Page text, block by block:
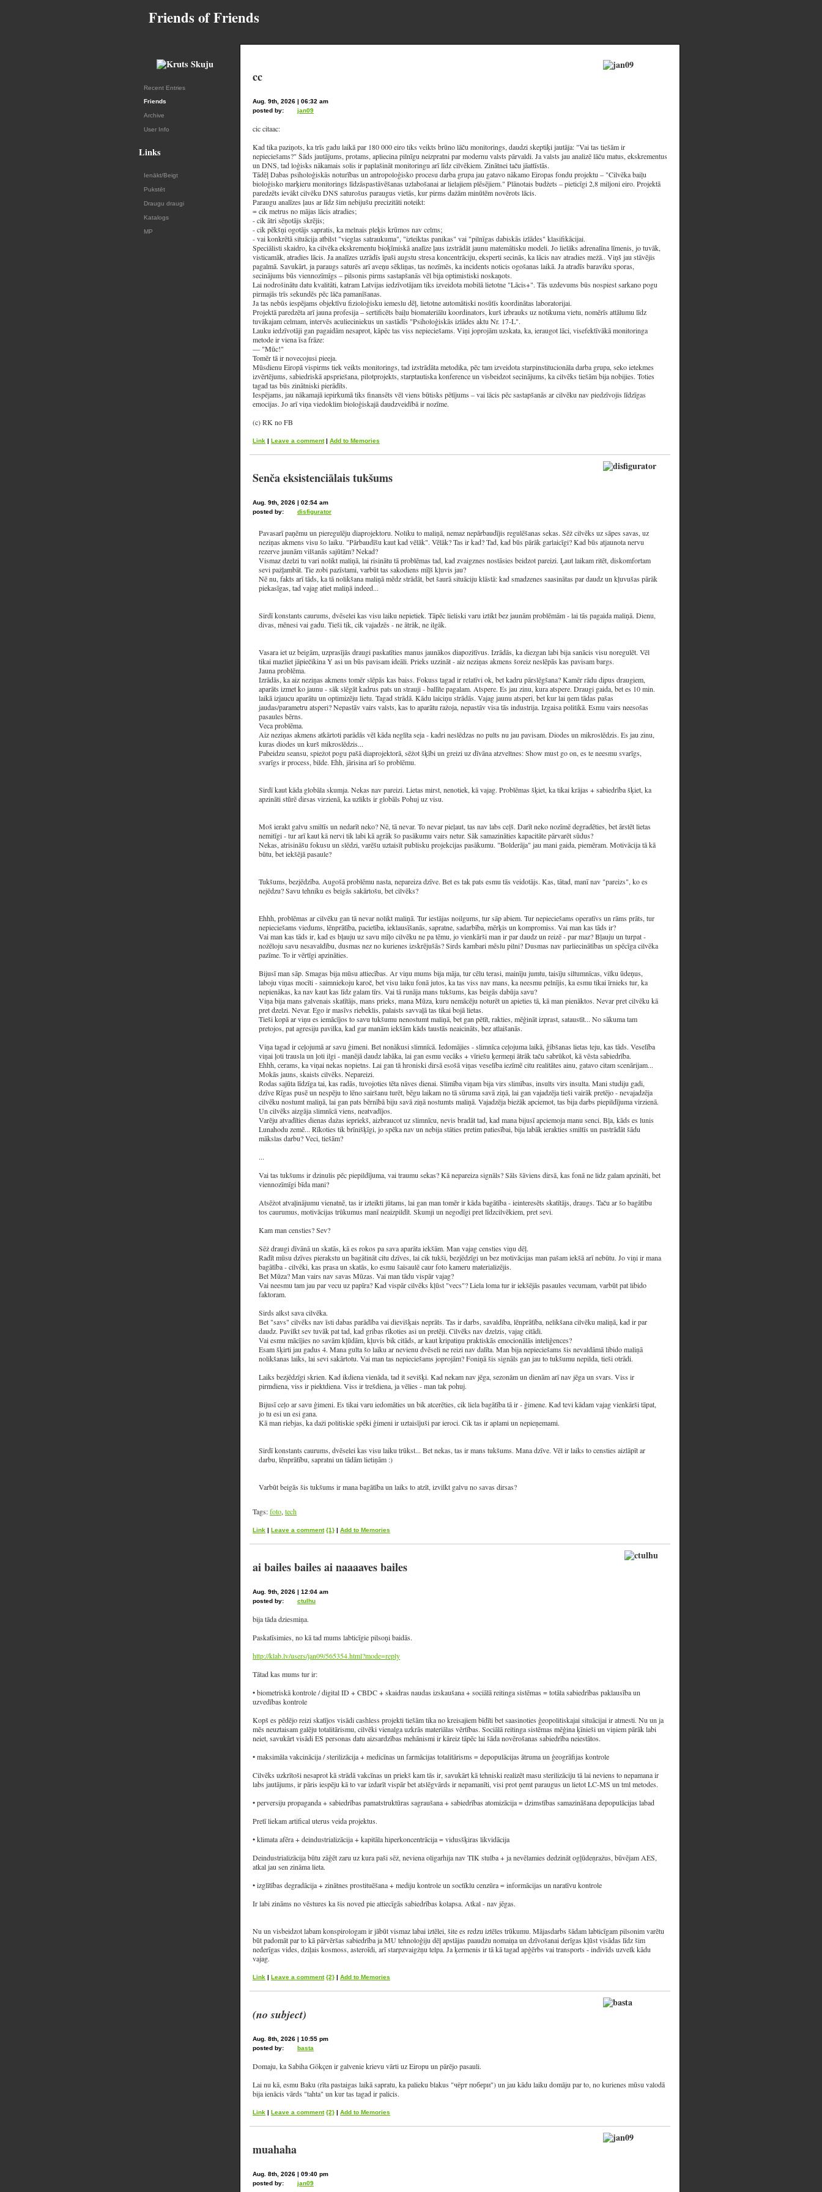
Friends of Friends
Recent Entries
Friends
Archive
User Info
Links
Ienākt/Beigt
Pukstēt
Draugu draugi
Katalogs
MP
cc
Aug. 9th, 2026 | 06:32 am
posted by:
jan09
cic citaac:
Kad tika paziņots, ka trīs gadu laikā par 180 000 eiro tiks veikts brūno lāču monitorings, daudzi skeptiķi jautāja: "Vai tas tiešām ir
nepieciešams?" Šāds jautājums, protams, apliecina pilnīgu neizpratni par modernu valsts pārvaldi. Ja valsts jau analizē lāču matus, ekskrementus
un DNS, tad loģisks nākamais solis ir paplašināt monitoringu arī līdz cilvēkiem. Zinātnei taču jāattīstās.
Tādēļ Dabas psiholoģiskās noturības un antropoloģisko procesu darba grupa jau gatavo nākamo Eiropas fondu projektu – "Cilvēka baiļu
bioloģisko marķieru monitorings līdzāspastāvēšanas uzlabošanai ar lielajiem plēsējiem." Plānotais budžets – pieticīgi 2,8 miljoni eiro. Projektā
paredzēts ievākt cilvēku DNS saturošus paraugus vietās, kur pirms dažām minūtēm novērots lācis.
Paraugu analīzes ļaus ar līdz šim nebijušu precizitāti noteikt:
= cik metrus no mājas lācis atradies;
- cik ātri sēņotājs skrējis;
- cik pēkšņi ogotājs sapratis, ka melnais pleķis krūmos nav celms;
- vai konkrētā situācija atbilst "vieglas satraukuma", "izteiktas panikas" vai "pilnīgas dabiskās izlādes" klasifikācijai.
Speciālisti skaidro, ka cilvēka ekskrementu bioķīmiskā analīze ļaus izstrādāt jaunu matemātisku modeli. Jo lielāks adrenalīna līmenis, jo tuvāk,
visticamāk, atradies lācis. Ja analīzes uzrādīs īpaši augstu stresa koncentrāciju, eksperti secinās, ka lācis nav atradies mežā.. Viņš jau stāvējis
pagalmā. Savukārt, ja paraugs saturēs arī aveņu sēkliņas, tas nozīmēs, ka incidents noticis ogošanas laikā. Ja atradīs baraviku sporas,
secinājums būs viennozīmīgs – pilsonis pirms sastapšanās vēl bija optimistiski noskaņots.
Lai nodrošinātu datu kvalitāti, katram Latvijas iedzīvotājam tiks izveidota mobilā lietotne "Lācis+". Tās uzdevums būs nospiest sarkano pogu
pirmajās trīs sekundēs pēc lāča pamanīšanas.
Ja tas nebūs iespējams objektīvu fizioloģisku iemeslu dēļ, lietotne automātiski nosūtīs koordinātas laboratorijai.
Projektā paredzēta arī jauna profesija – sertificēts baiļu biomateriālu koordinators, kurš izbrauks uz notikuma vietu, nomērīs attālumu līdz
tuvākajam celmam, intervēs aculieciniekus un sastādīs "Psiholoģiskās izlādes aktu Nr. 17-L".
Lauku iedzīvotāji gan pagaidām nesaprot, kāpēc tas viss nepieciešams. Viņi joprojām uzskata, ka, ieraugot lāci, visefektīvākā monitoringa
metode ir viena īsa frāze:
— "Mūc!"
Tomēr tā ir novecojusi pieeja.
Mūsdienu Eiropā vispirms tiek veikts monitorings, tad izstrādāta metodika, pēc tam izveidota starpinstitucionāla darba grupa, seko ietekmes
izvērtējums, sabiedriskā apspriešana, pilotprojekts, starptautiska konference un visbeidzot secinājums, ka cilvēks tiešām bija nobijies. Toties
tagad tas būs zinātniski pierādīts.
Iespējams, jau nākamajā iepirkumā tiks finansēts vēl viens būtisks pētījums – vai lācis pēc sastapšanās ar cilvēku nav piedzīvojis līdzīgas
emocijas. Jo arī viņa viedoklim bioloģiskajā daudzveidībā ir nozīme.
(c) RK no FB
Link | Leave a comment| Add to Memories
Senča eksistenciālais tukšums
Aug. 9th, 2026 | 02:54 am
posted by:
disfigurator
Pavasarī paņēmu un pieregulēju diaprojektoru. Noliku to maliņā, nemaz nepārbaudījis regulēšanas sekas. Sēž cilvēks uz sāpes savas, uz
neziņas akmens visu šo laiku. "Pārbaudīšu kaut kad vēlāk". Vēlāk? Tas ir kad? Tad, kad būs pārāk garlaicīgi? Kad būs atjaunota nervu
rezerve jaunām vilšanās sajūtām? Nekad?
Vismaz dzelzi tu vari nolikt maliņā, lai risinātu tā problēmas tad, kad zvaigznes nostāsies beidzot pareizi. Ļaut laikam ritēt, diskomfortam
sevi pažļambāt. Tie zobi pazīstami, varbūt tas sakodiens mīļš kļuvis jau?
Nē nu, fakts arī tāds, ka tā nolikšana maliņā mēdz strādāt, bet šaurā situāciju klāstā: kad smadzenes saasinātas par daudz un kļuvušas pārāk
piekasīgas, tad vajag atiet maliņā indeed...
Sirdī konstants caurums, dvēselei kas visu laiku nepietiek. Tāpēc lieliski varu iztikt bez jaunām problēmām - lai tās pagaida maliņā. Dienu,
divas, mēnesi vai gadu. Tieši tik, cik vajadzēs - ne ātrāk, ne ilgāk.
Vasara iet uz beigām, uzprasījās draugi paskatīties manus jaunākos diapozitīvus. Izrādās, ka diezgan labi bija sanācis visu noregulēt. Vēl
tikai mazliet jāpiečikina Y asi un būs pavisam ideāli. Prieks uzzināt - aiz neziņas akmens šoreiz neslēpās kas pavisam bargs.
Jauna problēma.
Izrādās, ka aiz neziņas akmens tomēr slēpās kas baiss. Fokuss tagad ir relatīvi ok, bet kadru pārslēgšana? Kamēr rādu dipus draugiem,
aparāts izmet ko jaunu - sāk slēgāt kadrus pats un strauji - ballīte pagalam. Atspere. Es jau zinu, kura atspere. Draugi gaida, bet es 10 min.
laikā izjaucu aparātu un optimizēju lietu. Tagad strādā. Kādu laiciņu strādās. Vajag jaunu atsperi, bet kur lai ņem tādas pašas
jaudas/parametru atsperi? Nepastāv vairs valsts, kas to aparātu ražoja, nepastāv visa tās industrija. Izgaisa politikā. Esmu vairs neesošas
pasaules bērns.
Veca problēma.
Aiz neziņas akmens atkārtoti parādās vēl kāda neglīta seja - kadri neslēdzas no pults nu jau pavisam. Diodes un mikroslēdzis. Es jau zinu,
kuras diodes un kurš mikroslēdzis...
Pabeidzu seansu, spiežot pogu pašā diaprojektorā, sēžot šķībi un greizi uz dīvāna atzveltnes: Show must go on, es te neesmu svarīgs,
svarīgs ir process, bilde. Ehh, jārisina arī šo problēmu.
Sirdī kaut kāda globāla skumja. Nekas nav pareizi. Lietas mirst, nenotiek, kā vajag. Problēmas šķiet, ka tikai krājas + sabiedrība šķiet, ka
apzināti stūrē dirsas virzienā, ka uzlikts ir globāls Pohuj uz visu.
Moš ierakt galvu smiltīs un nedarīt neko? Nē, tā nevar. To nevar pieļaut, tas nav labs ceļš. Darīt neko nozīmē degradēties, bet ārstēt lietas
nemitīgi - tur arī kaut kā nervi tik labi kā agrāk šo pasākumu vairs netur. Sāk samazināties kapacitāte pārvarēt sūdus?
Nekas, atrisināšu fokusu un slēdzi, varēšu uztaisīt publisku projekcijas pasākumu. "Bolderāja" jau mani gaida, piemēram. Motivācija tā kā
būtu, bet iekšējā pasaule?
Tukšums, bezjēdzība. Augošā problēmu nasta, nepareiza dzīve. Bet es tak pats esmu tās veidotājs. Kas, tātad, manī nav "pareizs", ko es
nejēdzu? Savu tehniku es beigās sakārtošu, bet cilvēks?
Ehhh, problēmas ar cilvēku gan tā nevar nolikt maliņā. Tur iestājas noilgums, tur sāp abiem. Tur nepieciešams operatīvs un rāms prāts, tur
nepieciešams viedums, lēnprātība, pacietība, ieklausīšanās, sapratne, sadarbība, mērķis un kompromiss. Vai man kas tāds ir?
Vai man kas tāds ir, kad es bļauju uz savu mīļo cilvēku ne pa tēmu, jo vienkārši man ir par daudz un reizē - par maz? Bļauju un turpat -
nožēloju savu nesavaldību, dusmas nez no kurienes izskrējušās? Sirds kambari mēslu pilni? Dusmas nav parliecinātības un spēcīga cilvēka
pazīme. To ir vērtīgi apzināties.
Bijusī man sāp. Smagas bija mūsu attiecības. Ar viņu mums bija māja, tur cēlu terasi, mainīju jumtu, taisīju siltumnīcas, vilku ūdeņus,
laboju viņas mocīti - saimniekoju karoč, bet visu laiku fonā jutos, ka tas viss nav mans, ka neesmu pelnījis, ka esmu tikai īrnieks tur, ka
nepienākas, ka nav kaut kas līdz galam tīrs. Vai tā runāja mans tukšums, kas beigās dabūja savu?
Viņa bija mans galvenais skatītājs, mans prieks, mana Mūza, kuru nemācēju noturēt un apieties tā, kā man pienāktos. Nevar pret cilvēku kā
pret dzelzi. Nevar. Ego ir masīvs riebeklis, palaists savvaļā tas tikai bojā lietas.
Tieši kopā ar viņu es iemācījos to savu tukšumu nenostumt maliņā, bet gan pētīt, rakties, mēģināt izprast, sataustīt... No sākuma tam
pretojos, pat agresiju pavilka, kad gar manām iekšām kāds taustās neaicināts, bez atlaišanās.
Viņa tagad ir ceļojumā ar savu ģimeni. Bet nonākusi slimnīcā. Iedomājies - slimnīca ceļojuma laikā, ģībšanas lietas teju, kas tāds. Veselība
viņai ļoti trausla un ļoti ilgi - manējā daudz labāka, lai gan esmu vecāks + vīriešu ķermeņi ātrāk taču sabrūkot, kā vēsta sabiedrība.
Ehhh, cerams, ka viņai nekas nopietns. Lai gan tā hroniski dirsā esošā viņas veselība iezīmē citu realitātes ainu, gatavo citam scenārijam...
Mokās jauns, skaists cilvēks. Nepareizi.
Rodas sajūta līdzīga tai, kas radās, tuvojoties tēta nāves dienai. Slimība viņam bija virs slimības, insults virs insulta. Mani studiju gadi,
dzīve Rīgas pusē un nespēju to lēno sairšanu turēt, bēgu laikam no tā sūruma savā ziņā, lai gan vajadzēja tieši vairāk pretējo - nevajadzēja
cilvēku nostumt maliņā, lai gan pats bērnībā biju savā ziņā nostumts maliņā. Vajadzēja biežāk apciemot, tas bija darbs piepildījuma virzienā.
Un cilvēks aizgāja slimnīcā viens, neatvadījos.
Varēju atvadīties dienas dažas iepriekš, aizbraucot uz slimnīcu, nevis bradāt tad, kad mana bijusī apciemoja manu senci. Bļa, kāds es lunis
Lunahodu zemē... Rīkoties tik brīnišķīgi, jo spēka nav un nebija stāties pretim patiesībai, bija labāk ierakties smiltīs un pastrādāt šādu
mākslas darbu? Veci, tiešām?
...
Vai tas tukšums ir dzinulis pēc piepildījuma, vai traumu sekas? Kā nepareiza signāls? Sāls šāviens dirsā, kas fonā ne lidz galam apzināti, bet
viennozīmīgi bīda mani?
Atsēžot atvaļinājumu vienatnē, tas ir izteikti jūtams, lai gan man tomēr ir kāda bagātība - ieinteresēts skatītājs, draugs. Taču ar šo bagātību
tos caurumus, motivācijas trūkumus manī neaizpildīt. Skumji un negodīgi pret līdzcilvēkiem, pret sevi.
Kam man censties? Sev?
Sēž draugi dīvānā un skatās, kā es rokos pa sava aparāta iekšām. Man vajag censties viņu dēļ.
Radīt mūsu dzīves pierakstu un bagātināt citu dzīves, lai cik tukši, bezjēdzīgi un bez motivācijas man pašam iekšā arī nebūtu. Jo viņi ir mana
bagātība - cilvēki, kas prasa un skatās, ko esmu šaisaulē caur foto kameru materializējis.
Bet Mūza? Man vairs nav savas Mūzas. Vai man tādu vispār vajag?
Vai neesmu tam jau par vecu uz papīra? Kad vispār cilvēks kļūst "vecs"? Liela loma tur ir iekšējās pasaules vecumam, varbūt pat libido
faktoram.
Sirds alkst sava cilvēka.
Bet "savs" cilvēks nav īsti dabas parādība vai dievišķais neprāts. Tas ir darbs, savaldība, lēnprātība, nelikšana cilvēku maliņā, kad ir par
daudz. Pavilkt sev tuvāk pat tad, kad gribas rīkoties asi un pretēji. Cilvēks nav dzelzis, vajag citādi.
Vai esmu mācījies no savām kļūdām, kļuvis bik citāds, ar kaut kripatiņu praktiskās emocionālās inteliģences?
Esam šķirti jau gadus 4. Mana gulta šo laiku ar nevienu dvēseli ne reizi nav dalīta. Man bija nepieciešams šis nevaldāmā libido maliņā
nolikšanas laiks, lai sevi sakārtotu. Vai man tas nepieciešams joprojām? Foniņā šis signāls gan jau to tukšumu nepilda, tieši otrādi.
Laiks bezjēdzīgi skrien. Kad ikdiena vienāda, tad it sevišķi. Kad nekam nav jēga, sezonām un dienām arī nav jēga un svars. Viss ir
pirmdiena, viss ir piektdiena. Viss ir trešdiena, ja vēlies - man tak pohuj.
Bijusī ceļo ar savu ģimeni. Es tikai varu iedomāties un bik atcerēties, cik liela bagātība tā ir - ģimene. Kad tevi kādam vajag vienkārši tāpat,
jo tu esi un esi gana.
Kā man riebjas, ka daži politiskie spēki ģimeni ir uztaisījuši par ieroci. Cik tas ir aplami un nepieņemami.
Sirdī konstants caurums, dvēselei kas visu laiku trūkst... Bet nekas, tas ir mans tukšums. Mana dzīve. Vēl ir laiks to censties aizlāpīt ar
darbu, lēnprātību, sapratni un tādām lietiņām :)
Varbūt beigās šis tukšums ir mana bagātība un laiks to atzīt, izvilkt galvu no savas dirsas?
Tags:foto, tech
Link | Leave a comment {1} | Add to Memories
ai bailes bailes ai naaaaves bailes
Aug. 9th, 2026 | 12:04 am
posted by:
ctulhu
bija tāda dziesmiņa.
Paskatīsimies, no kā tad mums labticīgie pilsoņi baidās.
http://klab.lv/users/jan09/565354.html?mode=reply
Tātad kas mums tur ir:
• biometriskā kontrole / digital ID + CBDC + skaidras naudas izskaušana + sociālā reitinga sistēmas = totāla sabiedrības paklausība un
uzvedības kontrole
Kopš es pēdējo reizi skatījos visādi cashless projekti tiešām tika no kreisajiem bīdīti bet saasinoties ģeopolitiskajai situācijai ir atmesti. Nu un ja
mēs neuztaisam galēju totalitārismu, cilvēki vienalga uzkrās materiālas vērtības. Sociālā reitinga sistēmas mēģina ķīnieši un viņiem pārāk labi
neiet, savukārt visādi ES personas datu aizsardzības mehānismi ir kāreiz tāpēc lai šāda novērošanas sabiedrība neiestātos.
• maksimāla vakcinācija / sterilizācija + medicīnas un farmācijas totalitārisms = depopulācijas ātruma un ģeogrāfijas kontrole
Cilvēks uzkrītoši nesaprot kā strādā vakcīnas un priekš kam tās ir, savukārt kā tehniski realizēt masu sterilizāciju tā lai neviens to nepamana ir
labs jautājums, ir pāris iespēju kā to var izdarīt vispār bet atslēgvārds ir nepamanīti, visi prot ņemt paraugus un lietot LC-MS un tml metodes.
• perversiju propaganda + sabiedrības pamatstruktūras sagraušana + sabiedrības atomizācija = dzimstības samazināšana depopulācijas labad
Pretī liekam artifical uterus veida projektus.
• klimata afēra + deindustrializācija + kapitāla hiperkoncentrācija = vidusšķiras likvidācija
Deindustrializācija būtu zāģēt zaru uz kura paši sēž, neviena oligarhija nav TIK stulba + ja nevēlamies dedzināt ogļūdeņražus, būvējam AES,
atkal jau sen zināma lieta.
• izglītības degradācija + zinātnes prostituēšana + mediju kontrole un soctīklu cenzūra = informācijas un naratīvu kontrole
Ir labi zināms no vēstures ka šis noved pie attiecīgās sabiedrības kolapsa. Atkal - nav jēgas.
Nu un visbeidzot labam konspirologam ir jābūt vismaz labai iztēlei, šite es redzu iztēles trūkumu. Mājasdarbs šādam labticīgam pilsonim varētu
būt padomāt par to kā pārvēršas sabiedrība ja MU tehnoloģiju dēļ apstājas paaudžu nomaiņa un dzīvošanai derīgas kļūst visādas līdz šim
nederīgas vides, dziļais kosmoss, asteroīdi, arī starpzvaigžņu telpa. Ja ķermenis ir tā kā tagad apģērbs vai transports - indivīds uzvelk kādu
vajag.
Link | Leave a comment {2} | Add to Memories
(no subject)
Aug. 8th, 2026 | 10:55 pm
posted by:
basta
Domaju, ka Sabiha Gökçen ir galvenie krievu vārti uz Eiropu un pārējo pasauli.
Lai nu kā, esmu Baku (rīta pastaigas laikā sapratu, ka palieku blakus "чёрт побери") un jau kādu laiku domāju par to, no kurienes mūsu valodā
bija ienācis vārds "tahta" un kur tas tagad ir palicis.
Link | Leave a comment {2} | Add to Memories
muahaha
Aug. 8th, 2026 | 09:40 pm
posted by:
jan09